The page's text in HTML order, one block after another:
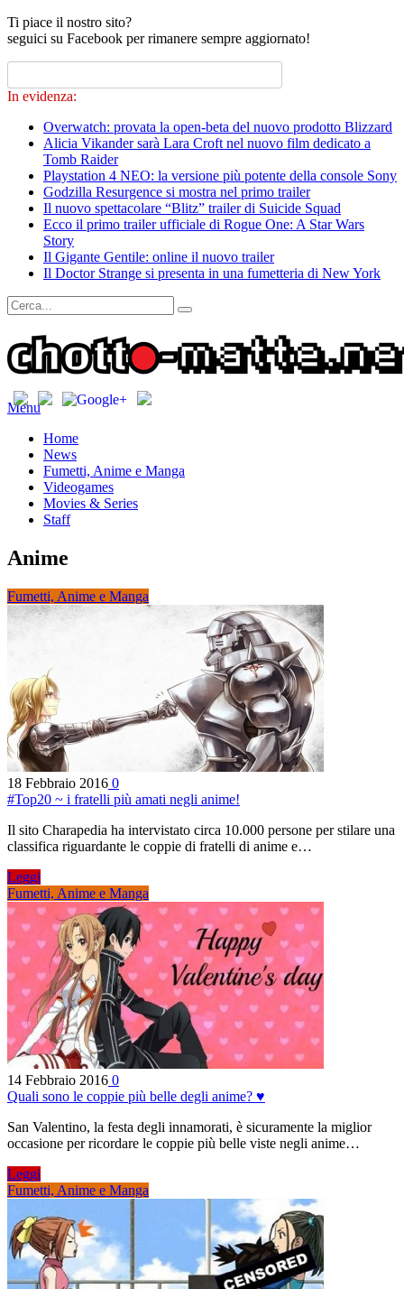
Ti piace il nostro sito?
seguici su Facebook per rimanere sempre aggiornato!
In evidenza:
Overwatch: provata la open-beta del nuovo prodotto Blizzard
Alicia Vikander sarà Lara Croft nel nuovo film dedicato a
Tomb Raider
Playstation 4 NEO: la versione più potente della console Sony
Godzilla Resurgence si mostra nel primo trailer
Il nuovo spettacolare “Blitz” trailer di Suicide Squad
Ecco il primo trailer ufficiale di Rogue One: A Star Wars
Story
Il Gigante Gentile: online il nuovo trailer
Il Doctor Strange si presenta in una fumetteria di New York
Menu
Home
News
Fumetti, Anime e Manga
Videogames
Movies & Series
Staff
Anime
Fumetti, Anime e Manga
18 Febbraio 2016 0
#Top20 ~ i fratelli più amati negli anime!
Il sito Charapedia ha intervistato circa 10.000 persone per stilare una
classifica riguardante le coppie di fratelli di anime e…
Leggi
Fumetti, Anime e Manga
14 Febbraio 2016 0
Quali sono le coppie più belle degli anime? ♥
San Valentino, la festa degli innamorati, è sicuramente la miglior
occasione per ricordare le coppie più belle viste negli anime…
Leggi
Fumetti, Anime e Manga